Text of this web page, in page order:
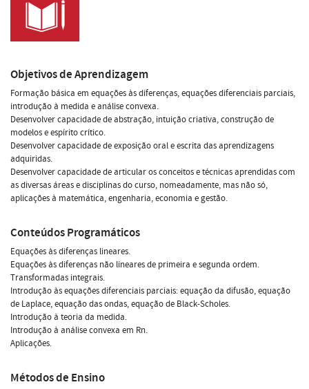
Objetivos de Aprendizagem
Formação básica em equações às diferenças, equações diferenciais parciais,
introdução à medida e análise convexa.
Desenvolver capacidade de abstração, intuição criativa, construção de
modelos e espírito crítico.
Desenvolver capacidade de exposição oral e escrita das aprendizagens
adquiridas.
Desenvolver capacidade de articular os conceitos e técnicas aprendidas com
as diversas áreas e disciplinas do curso, nomeadamente, mas não só,
aplicações à matemática, engenharia, economia e gestão.
Conteúdos Programáticos
Equações às diferenças lineares.
Equações às diferenças não lineares de primeira e segunda ordem.
Transformadas integrais.
Introdução às equações diferenciais parciais: equação da difusão, equação
de Laplace, equação das ondas, equação de Black-Scholes.
Introdução à teoria da medida.
Introdução à análise convexa em Rn.
Aplicações.
Métodos de Ensino